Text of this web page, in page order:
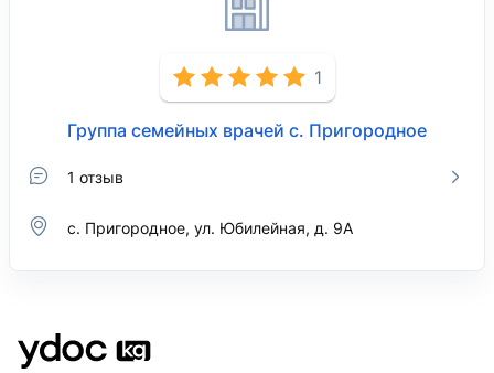
1
Группа семейных врачей с. Пригородное
1 отзыв
с. Пригородное, ул. Юбилейная, д. 9А